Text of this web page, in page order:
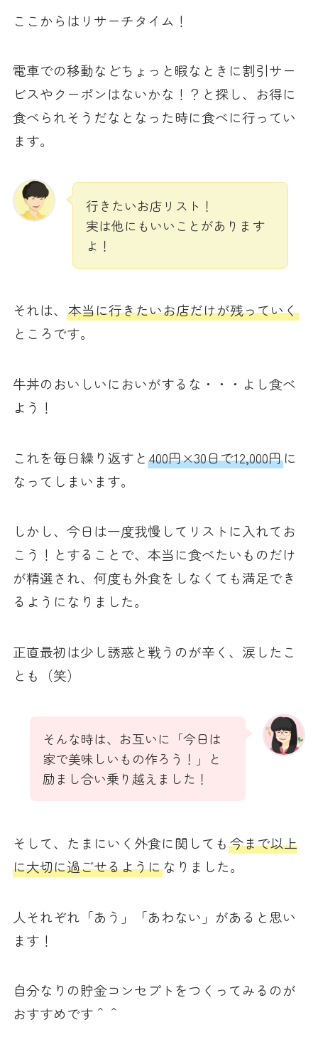
ここからはリサーチタイム！
電車での移動などちょっと暇なときに割引サー
ビスやクーポンはないかな！？と探し、お得に
食べられそうだなとなった時に食べに行ってい
ます。
行きたいお店リスト！
実は他にもいいことがあります
よ！
それは、 本当に行きたいお店だけが残っていく
ところです。
牛丼のおいしいにおいがするな・・・よし食べ
よう！
これを毎日繰り返すと 400円×30日で12,000円に
なってしまいます。
しかし、今日は一度我慢してリストに入れてお
こう！とすることで、本当に食べたいものだけ
が精選され、何度も外食をしなくても満足でき
るようになりました。
正直最初は少し誘惑と戦うのが辛く、涙したこ
とも（笑）
そんな時は、お互いに「今日は
家で美味しいもの作ろう！」と
励まし合い乗り越えました！
そして、たまにいく外食に関しても 今まで以上
に大切に過ごせるようになりました。
人それぞれ「あう」「あわない」があると思い
ます！
自分なりの貯金コンセプトをつくってみるのが
おすすめです＾＾